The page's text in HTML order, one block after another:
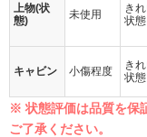
上物(状
態)
未使用
き
状態
キャビン 小傷程度
き
状態
※ 状態評価は品質を保
ご了承ください。